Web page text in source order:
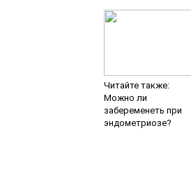
Читайте также:
Можно ли
забеременеть при
эндометриозе?